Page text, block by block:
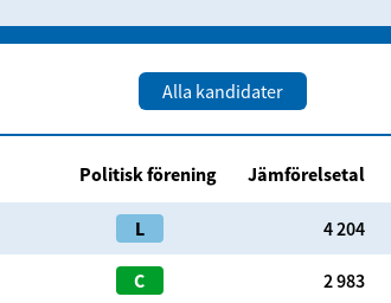
Alla kandidater
Politisk förening Jämförelsetal
L 4 204
C 2 983